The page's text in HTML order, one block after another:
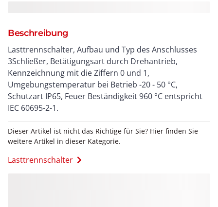
Beschreibung
Lasttrennschalter, Aufbau und Typ des Anschlusses
3Schließer, Betätigungsart durch Drehantrieb,
Kennzeichnung mit die Ziffern 0 und 1,
Umgebungstemperatur bei Betrieb -20 - 50 °C,
Schutzart IP65, Feuer Beständigkeit 960 °C entspricht
IEC 60695-2-1.
Dieser Artikel ist nicht das Richtige für Sie? Hier finden Sie
weitere Artikel in dieser Kategorie.
Lasttrennschalter